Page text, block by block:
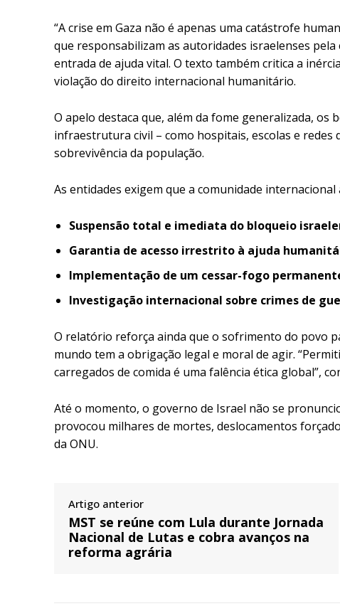
“A crise em Gaza não é apenas uma catástrofe
que responsabilizam as autoridades israelenses
entrada de ajuda vital. O texto também critica a
violação do direito internacional humanitário.
O apelo destaca que, além da fome generalizada,
infraestrutura civil – como hospitais, escolas e
sobrevivência da população.
As entidades exigem que a comunidade
Suspensão total e imediata do bloqueio
Garantia de acesso irrestrito à ajuda
Implementação de um cessar-fogo
Investigação internacional sobre crimes de
O relatório reforça ainda que o sofrimento do povo
mundo tem a obrigação legal e moral de agir.
carregados de comida é uma falência ética global”,
Até o momento, o governo de Israel não se
provocou milhares de mortes, deslocamentos
da ONU.
Artigo anterior
MST se reúne com Lula durante Jornada
Nacional de Lutas e cobra avanços na
reforma agrária